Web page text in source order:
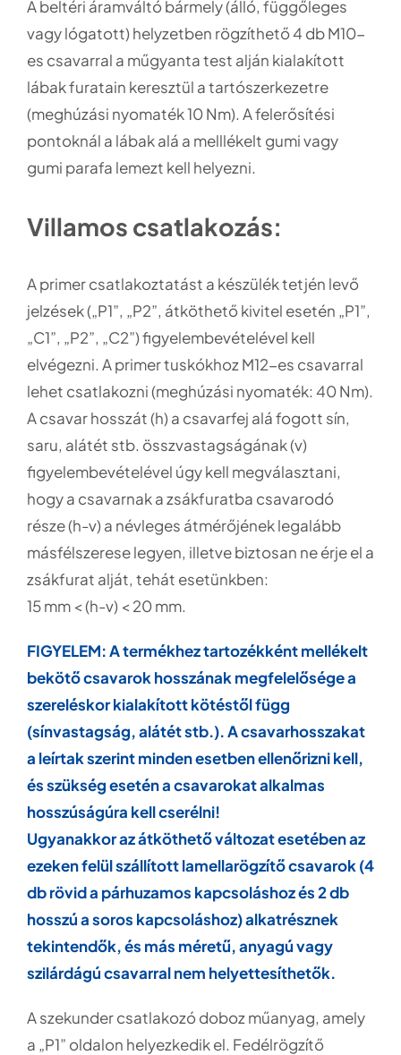
A beltéri áramváltó bármely (álló, függőleges
vagy lógatott) helyzetben rögzíthető 4 db M10-
es csavarral a műgyanta test alján kialakított
lábak furatain keresztül a tartószerkezetre
(meghúzási nyomaték 10 Nm). A felerősítési
pontoknál a lábak alá a melllékelt gumi vagy
gumi parafa lemezt kell helyezni.
Villamos csatlakozás:
A primer csatlakoztatást a készülék tetjén levő
jelzések („P1”, „P2”, átköthető kivitel esetén „P1”,
„C1”, „P2”, „C2”) figyelembevételével kell
elvégezni. A primer tuskókhoz M12-es csavarral
lehet csatlakozni (meghúzási nyomaték: 40 Nm).
A csavar hosszát (h) a csavarfej alá fogott sín,
saru, alátét stb. összvastagságának (v)
figyelembevételével úgy kell megválasztani,
hogy a csavarnak a zsákfuratba csavarodó
része (h-v) a névleges átmérőjének legalább
másfélszerese legyen, illetve biztosan ne érje el a
zsákfurat alját, tehát esetünkben:
15 mm < (h-v) < 20 mm.
FIGYELEM: A termékhez tartozékként mellékelt
bekötő csavarok hosszának megfelelősége a
szereléskor kialakított kötéstől függ
(sínvastagság, alátét stb.). A csavarhosszakat
a leírtak szerint minden esetben ellenőrizni kell,
és szükség esetén a csavarokat alkalmas
hosszúságúra kell cserélni!
Ugyanakkor az átköthető változat esetében az
ezeken felül szállított lamellarögzítő csavarok (4
db rövid a párhuzamos kapcsoláshoz és 2 db
hosszú a soros kapcsoláshoz) alkatrésznek
tekintendők, és más méretű, anyagú vagy
szilárdágú csavarral nem helyettesíthetők.
A szekunder csatlakozó doboz műanyag, amely
a „P1” oldalon helyezkedik el. Fedélrögzítő